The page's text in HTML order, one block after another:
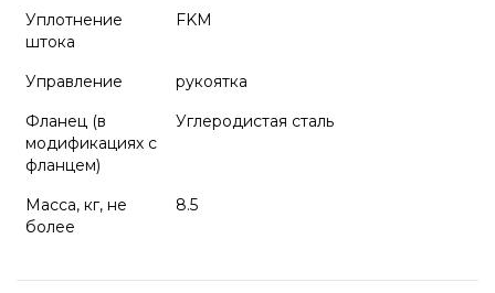
Уплотнение
штока
FKM
Управление
рукоятка
Фланец (в
модификациях с
фланцем)
Углеродистая сталь
Масса, кг, не
более
8.5